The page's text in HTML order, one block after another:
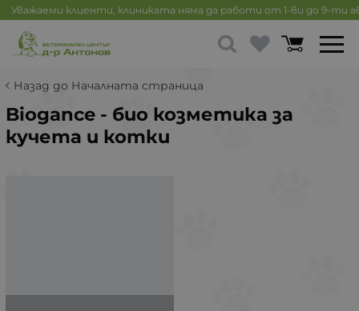
Уважаеми клиенти, клиниката няма да работи от 1-ви до 9-ти
Назад до Началната страница
Biogance - био козметика за
кучета и котки